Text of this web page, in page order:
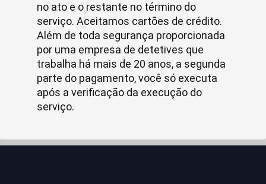
no ato e o restante no término do
serviço. Aceitamos cartões de crédito.
Além de toda segurança proporcionada
por uma empresa de detetives que
trabalha há mais de 20 anos, a segunda
parte do pagamento, você só executa
após a verificação da execução do
serviço.